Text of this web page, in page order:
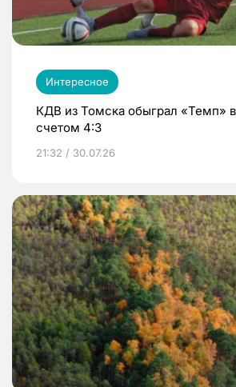
Интересное
КДВ из Томска обыграл «Темп»
счетом 4:3
21:32 / 30.07.26